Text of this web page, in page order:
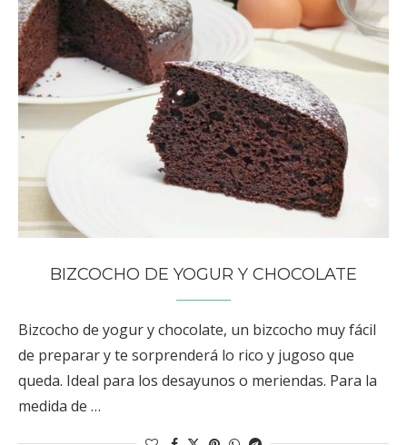
BIZCOCHO DE YOGUR Y CHOCOLATE
Bizcocho de yogur y chocolate, un bizcocho muy fácil
de preparar y te sorprenderá lo rico y jugoso que
queda. Ideal para los desayunos o meriendas. Para la
medida de …